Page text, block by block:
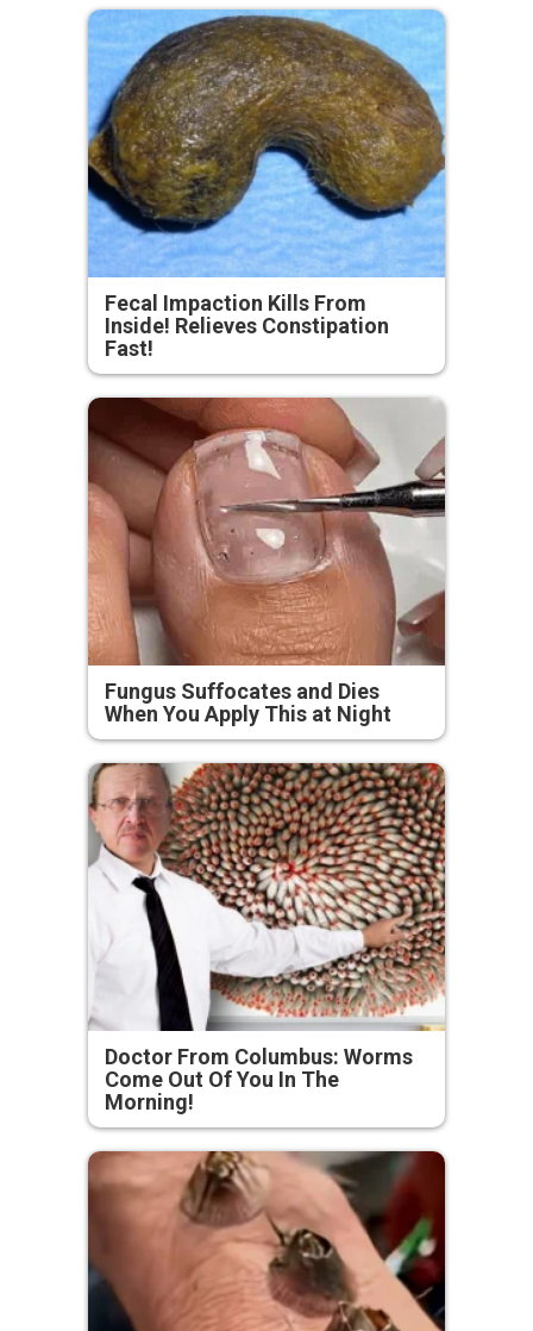
Fecal Impaction Kills From
Inside! Relieves Constipation
Fast!
Fungus Suffocates and Dies
When You Apply This at Night
Doctor From Columbus: Worms
Come Out Of You In The
Morning!